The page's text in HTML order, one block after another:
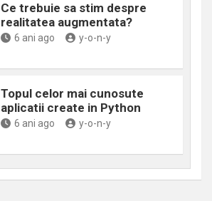
Ce trebuie sa stim despre
realitatea augmentata?
6 ani ago y-o-n-y
Topul celor mai cunosute
aplicatii create in Python
6 ani ago y-o-n-y